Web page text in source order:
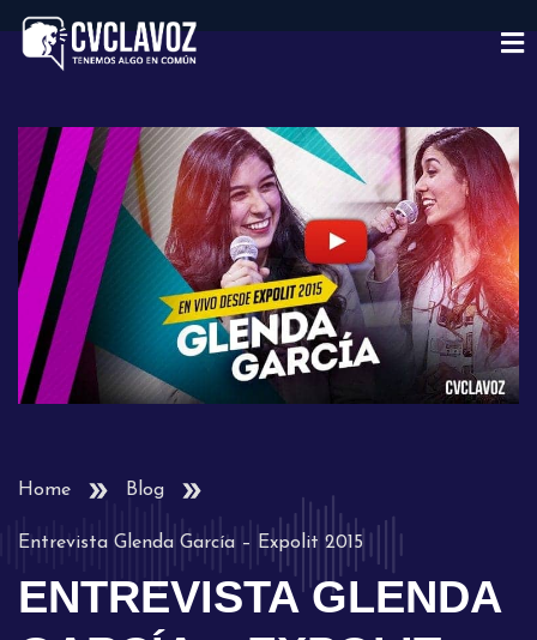
Home Blog
Entrevista Glenda García – Expolit 2015
ENTREVISTA GLENDA